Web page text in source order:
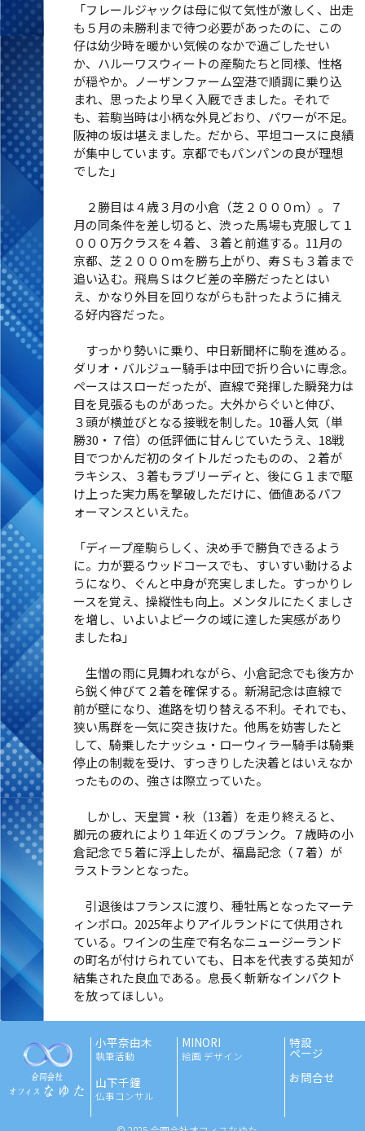
「フレールジャックは母に似て気性が激しく、出走
も５月の未勝利まで待つ必要があったのに、この
仔は幼少時を暖かい気候のなかで過ごしたせい
か、ハルーワスウィートの産駒たちと同様、性格
が穏やか。ノーザンファーム空港で順調に乗り込
まれ、思ったより早く入厩できました。それで
も、若駒当時は小柄な外見どおり、パワーが不足。
阪神の坂は堪えました。だから、平坦コースに良績
が集中しています。京都でもパンパンの良が理想
でした」
２勝目は４歳３月の小倉（芝２０００ｍ）。７
月の同条件を差し切ると、渋った馬場も克服して１
０００万クラスを４着、３着と前進する。11月の
京都、芝２０００ｍを勝ち上がり、寿Ｓも３着まで
追い込む。飛鳥Ｓはクビ差の辛勝だったとはい
え、かなり外目を回りながらも計ったように捕え
る好内容だった。
すっかり勢いに乗り、中日新聞杯に駒を進める。
ダリオ・バルジュー騎手は中団で折り合いに専念。
ペースはスローだったが、直線で発揮した瞬発力は
目を見張るものがあった。大外からぐいと伸び、
３頭が横並びとなる接戦を制した。10番人気（単
勝30・７倍）の低評価に甘んじていたうえ、18戦
目でつかんだ初のタイトルだったものの、２着が
ラキシス、３着もラブリーディと、後にＧ１まで駆
け上った実力馬を撃破しただけに、価値あるパフ
ォーマンスといえた。
「ディープ産駒らしく、決め手で勝負できるよう
に。力が要るウッドコースでも、すいすい動けるよ
うになり、ぐんと中身が充実しました。すっかりレ
ースを覚え、操縦性も向上。メンタルにたくましさ
を増し、いよいよピークの域に達した実感があり
ましたね」
生憎の雨に見舞われながら、小倉記念でも後方か
ら鋭く伸びて２着を確保する。新潟記念は直線で
前が壁になり、進路を切り替える不利。それでも、
狭い馬群を一気に突き抜けた。他馬を妨害したと
して、騎乗したナッシュ・ローウィラー騎手は騎乗
停止の制裁を受け、すっきりした決着とはいえなか
ったものの、強さは際立っていた。
しかし、天皇賞・秋（13着）を走り終えると、
脚元の疲れにより１年近くのブランク。７歳時の小
倉記念で５着に浮上したが、福島記念（７着）が
ラストランとなった。
引退後はフランスに渡り、種牡馬となったマーテ
ィンボロ。2025年よりアイルランドにて供用され
ている。ワインの生産で有名なニュージーランド
の町名が付けられていても、日本を代表する英知が
結集された良血である。息長く斬新なインパクト
を放ってほしい。
小平奈由木
執筆活動
山下千鐘
仏事コンサル
MINORI
絵画 デザイン
特設
ページ
お問合せ